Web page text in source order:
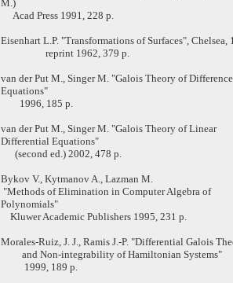
M.)
Acad Press 1991, 228 p.
Eisenhart L.P. "Transformations of Surfaces", Chelsea,
reprint 1962, 379 p.
van der Put M., Singer M. "Galois Theory of Difference
Equations"
1996, 185 p.
van der Put M., Singer M. "Galois Theory of Linear
Differential Equations"
(second ed.) 2002, 478 p.
Bykov V., Kytmanov A., Lazman M.
"Methods of Elimination in Computer Algebra of
Polynomials"
Kluwer Academic Publishers 1995, 231 p.
Morales-Ruiz, J. J., Ramis J.-P. "Differential Galois
and Non-integrability of Hamiltonian Systems"
1999, 189 p.